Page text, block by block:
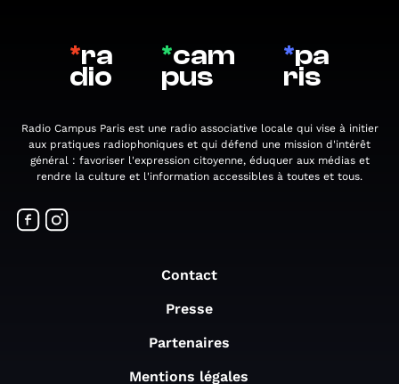
*ra
dio
*cam
pus
*pa
ris
Radio Campus Paris est une radio associative locale qui vise à initier
aux pratiques radiophoniques et qui défend une mission d'intérêt
général : favoriser l'expression citoyenne, éduquer aux médias et
rendre la culture et l'information accessibles à toutes et tous.
Contact
Presse
Partenaires
Mentions légales